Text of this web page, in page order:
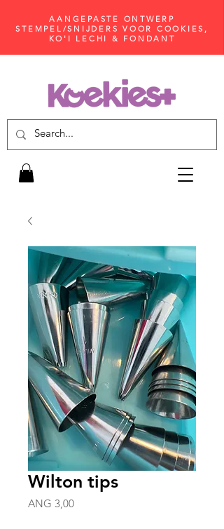
AANGEPASTE ONTWERP
STEMPEL/SNIJDERS VOOR COOKIES,
KO'I LECHI & FONDANT
Wilton tips
ANG 3,00Prijs